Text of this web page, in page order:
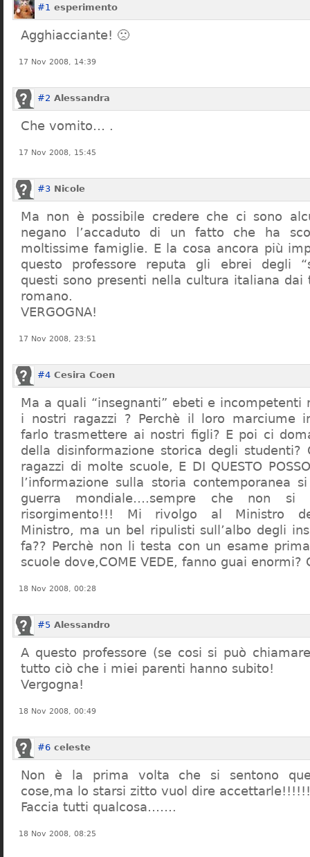
#1 esperimento
Agghiacciante! 🙁
17 Nov 2008, 14:39
#2 Alessandra
Che vomito… .
17 Nov 2008, 15:45
#3 Nicole
Ma non è possibile credere che ci sono
negano l’accaduto di un fatto che ha
moltissime famiglie. E la cosa ancora più
questo professore reputa gli ebrei degli
questi sono presenti nella cultura italiana dai
romano.
VERGOGNA!
17 Nov 2008, 23:51
#4 Cesira Coen
Ma a quali “insegnanti” ebeti e
i nostri ragazzi ? Perchè il loro marciume
farlo trasmettere ai nostri figli? E poi ci
della disinformazione storica degli
ragazzi di molte scuole, E DI QUESTO POSSO
l’informazione sulla storia contemporanea
guerra mondiale….sempre che non
risorgimento!!! Mi rivolgo al Ministro
Ministro, ma un bel ripulisti sull’albo degli
fa?? Perchè non li testa con un esame
scuole dove,COME VEDE, fanno guai enormi?
18 Nov 2008, 00:28
#5 Alessandro
A questo professore (se cosi si può
tutto ciò che i miei parenti hanno subito!
Vergogna!
18 Nov 2008, 00:49
#6 celeste
Non è la prima volta che si sentono
cose,ma lo starsi zitto vuol dire accettarle!!!!!!
Faccia tutti qualcosa…….
18 Nov 2008, 08:25